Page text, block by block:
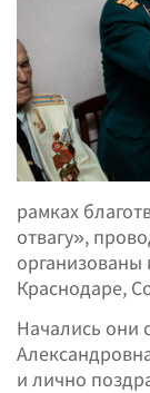
рамках
отвагу»,
Краснодаре,
Начались они
и лично